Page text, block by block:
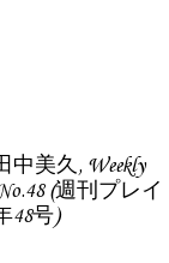
中美久, Weekly
(週刊プレイ
48号)